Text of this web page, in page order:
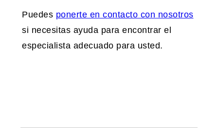
Puedes ponerte en contacto con nosotros
si necesitas ayuda para encontrar el
especialista adecuado para usted.